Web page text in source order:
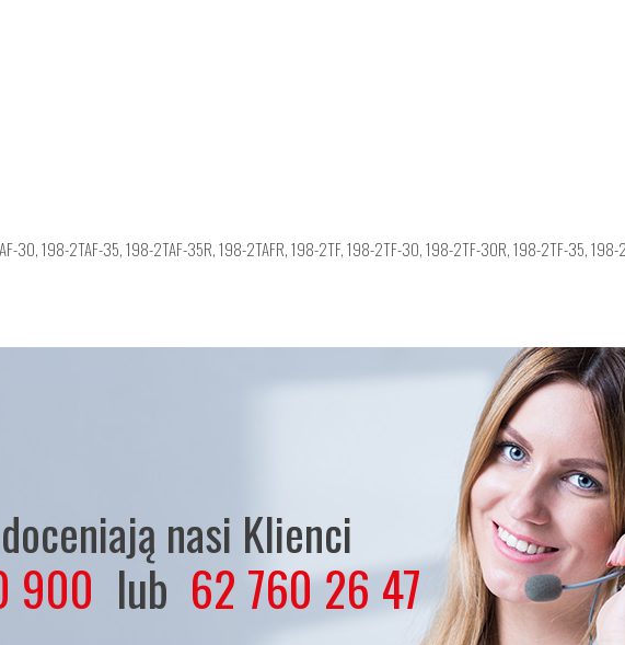
30, 198-2TAF-35, 198-2TAF-35R, 198-2TAFR, 198-2TF, 198-2TF-30, 198-2TF-30R, 198-2TF-35,
nasi Klienci
900 lub 62 760 26 47